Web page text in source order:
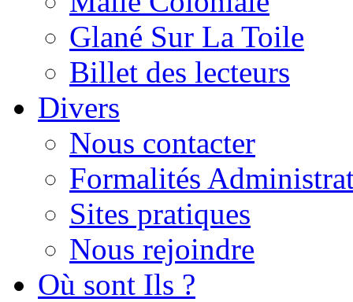
Glané Sur La Toile
Billet des lecteurs
Divers
Nous contacter
Formalités
Sites pratiques
Nous rejoindre
Où sont Ils ?